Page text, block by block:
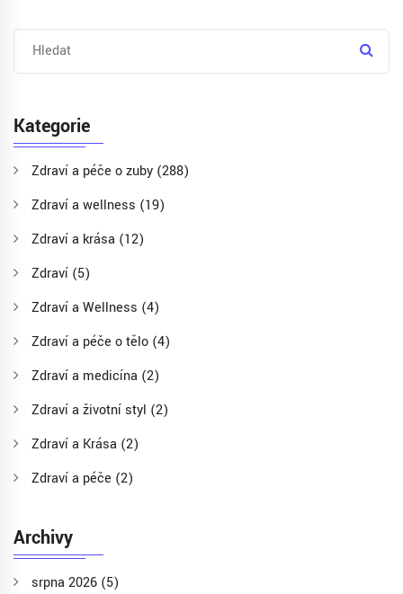
Kategorie
Zdraví a péče o zuby (288)
Zdraví a wellness (19)
Zdraví a krása (12)
Zdraví (5)
Zdraví a Wellness (4)
Zdraví a péče o tělo (4)
Zdraví a medicína (2)
Zdraví a životní styl (2)
Zdraví a Krása (2)
Zdraví a péče (2)
Archivy
srpna 2026 (5)